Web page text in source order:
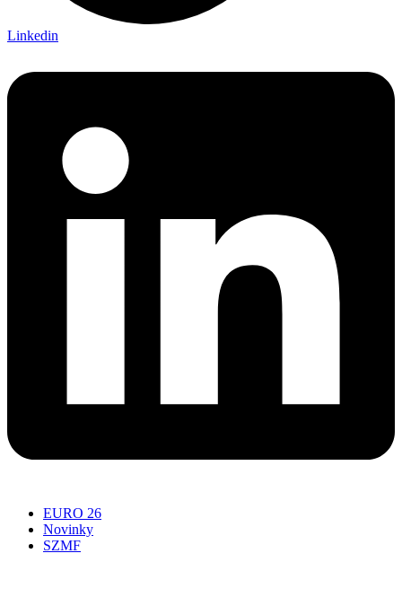
Linkedin
EURO 26
Novinky
SZMF